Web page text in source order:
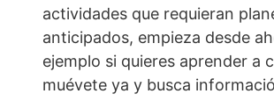
actividades que requieran
anticipados, empieza desde
ejemplo si quieres aprender a
muévete ya y busca